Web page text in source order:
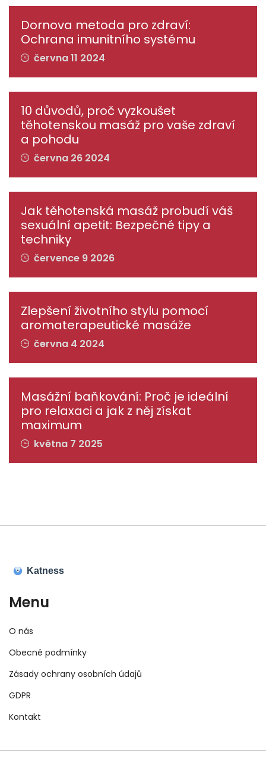
Dornova metoda pro zdraví:
Ochrana imunitního systému
června 11 2024
10 důvodů, proč vyzkoušet
těhotenskou masáž pro vaše zdraví
a pohodu
června 26 2024
Jak těhotenská masáž probudí váš
sexuální apetit: Bezpečné tipy a
techniky
července 9 2026
Zlepšení životního stylu pomocí
aromaterapeutické masáže
června 4 2024
Masážní baňkování: Proč je ideální
pro relaxaci a jak z něj získat
maximum
května 7 2025
Menu
O nás
Obecné podmínky
Zásady ochrany osobních údajů
GDPR
Kontakt